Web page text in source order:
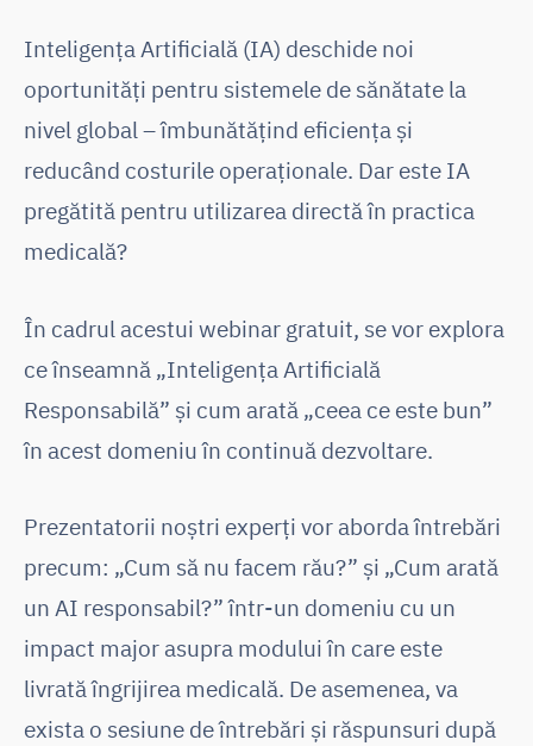
Inteligența Artificială (IA) deschide noi
oportunități pentru sistemele de sănătate la
nivel global – îmbunătățind eficiența și
reducând costurile operaționale. Dar este IA
pregătită pentru utilizarea directă în practica
medicală?
În cadrul acestui webinar gratuit, se vor explora
ce înseamnă „Inteligența Artificială
Responsabilă” și cum arată „ceea ce este bun”
în acest domeniu în continuă dezvoltare.
Prezentatorii noștri experți vor aborda întrebări
precum: „Cum să nu facem rău?” și „Cum arată
un AI responsabil?” într-un domeniu cu un
impact major asupra modului în care este
livrată îngrijirea medicală. De asemenea, va
exista o sesiune de întrebări și răspunsuri după